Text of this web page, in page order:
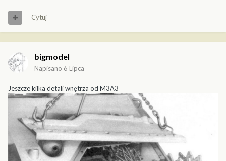
Cytuj
bigmodel
Napisano 6 Lipca
Jeszcze kilka detali wnętrza od M3A3